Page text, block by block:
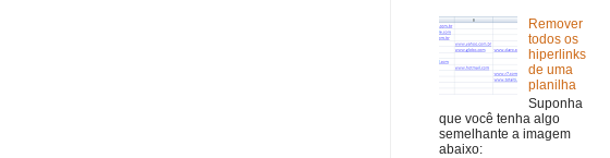
Remover
todos os
hiperlinks
de uma
planilha
Suponha
que você tenha algo
semelhante a imagem
abaixo: